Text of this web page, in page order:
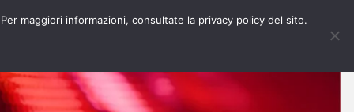
maggiori informazioni, consultate la privacy policy del sito.